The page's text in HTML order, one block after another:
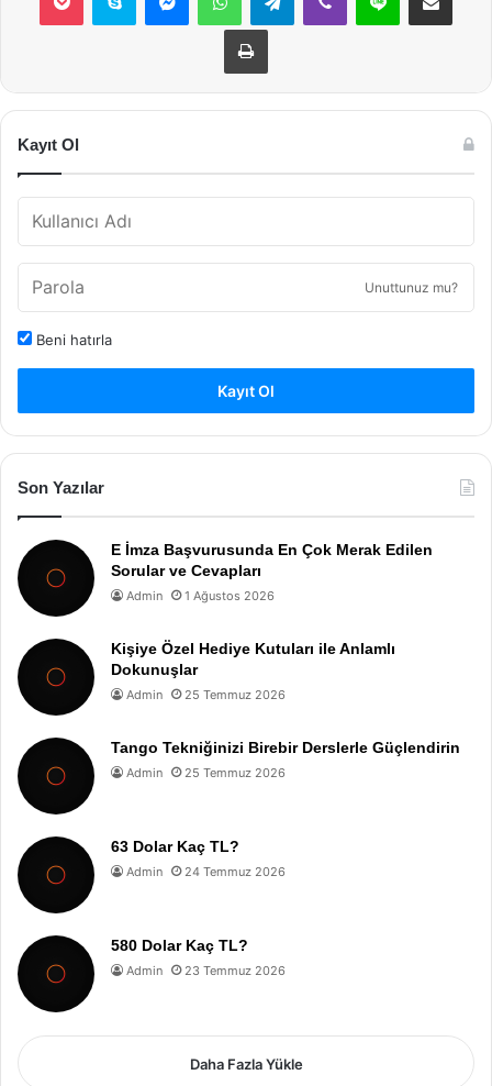
Yazdır
Kayıt Ol
Unuttunuz mu?
Beni hatırla
Kayıt Ol
Son Yazılar
E İmza Başvurusunda En Çok Merak Edilen
Sorular ve Cevapları
Admin 1 Ağustos 2026
Kişiye Özel Hediye Kutuları ile Anlamlı
Dokunuşlar
Admin 25 Temmuz 2026
Tango Tekniğinizi Birebir Derslerle Güçlendirin
Admin 25 Temmuz 2026
63 Dolar Kaç TL?
Admin 24 Temmuz 2026
580 Dolar Kaç TL?
Admin 23 Temmuz 2026
Daha Fazla Yükle